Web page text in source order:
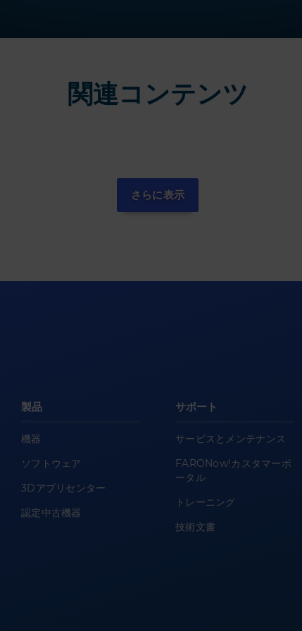
関連コンテンツ
さらに表示
製品
機器
ソフトウェア
3Dアプリセンター
認定中古機器
サポート
サービスとメンテナンス
FARONow!カスタマーポ
ータル
トレーニング
技術文書